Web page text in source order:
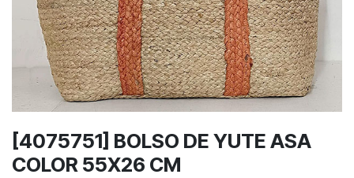
[4075751] BOLSO DE YUTE ASA
COLOR 55X26 CM